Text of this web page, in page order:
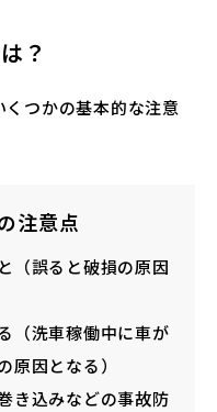
？
つかの基本的な注意
注意点
（誤ると破損の原因
（洗車稼働中に車が
原因となる）
き込みなどの事故防